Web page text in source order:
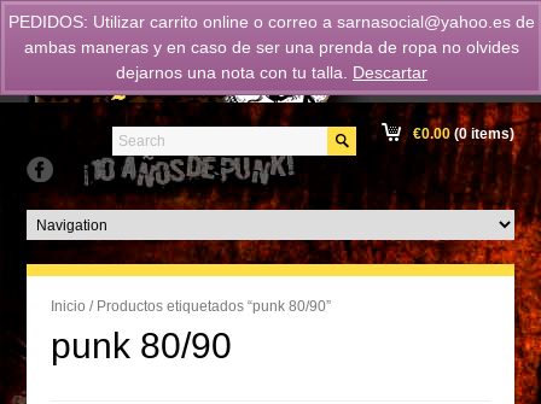
€0.00(0 items)
Inicio / Productos etiquetados “punk 80/90”
punk 80/90
PEDIDOS: Utilizar carrito online o correo a sarnasocial@yahoo.es de
ambas maneras y en caso de ser una prenda de ropa no olvides
dejarnos una nota con tu talla.
Descartar